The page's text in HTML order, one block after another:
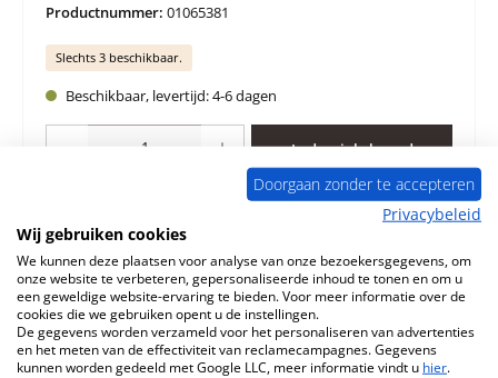
Productnummer: 01065381
Slechts 3 beschikbaar.
Beschikbaar, levertijd: 4-6 dagen
In de winkelmand
Vraag over het product
Doorgaan zonder te accepteren
Privacybeleid
Wij gebruiken cookies
We kunnen deze plaatsen voor analyse van onze bezoekersgegevens, om
onze website te verbeteren, gepersonaliseerde inhoud te tonen en om u
een geweldige website-ervaring te bieden. Voor meer informatie over de
cookies die we gebruiken opent u de instellingen.
De gegevens worden verzameld voor het personaliseren van advertenties
en het meten van de effectiviteit van reclamecampagnes. Gegevens
kunnen worden gedeeld met Google LLC, meer informatie vindt u hier.